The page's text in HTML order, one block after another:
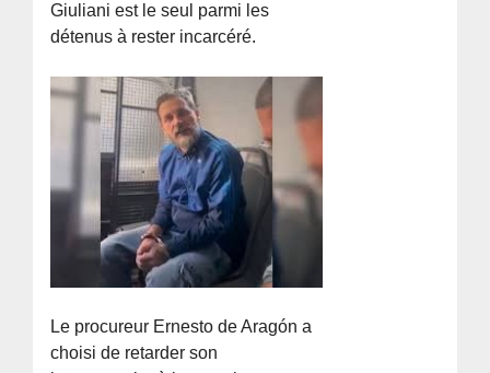
Giuliani est le seul parmi les
détenus à rester incarcéré.
Le procureur Ernesto de Aragón a
choisi de retarder son